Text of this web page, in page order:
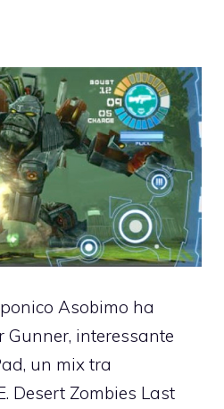
Asobimo ha
Gunner, interessante
un mix tra
Desert Zombies Last